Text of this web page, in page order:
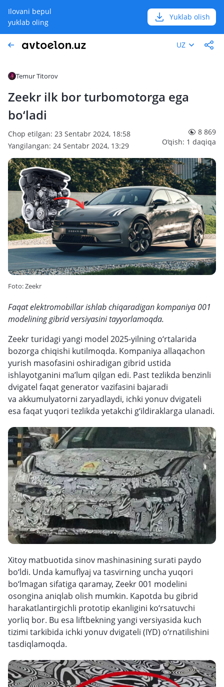
Ilovani bepul
yuklab oling
Yuklab olish
UZ
Temur Titorov
Zeekr ilk bor turbomotorga ega
bo‘ladi
Chop etilgan: 23 Sentabr 2024, 18:58
Yangilangan: 24 Sentabr 2024, 13:29
8 869
O‘qish: 1 daqiqa
Foto: Zeekr
Faqat elektromobillar ishlab chiqaradigan kompaniya 001
modelining gibrid versiyasini tayyorlamoqda.
Zeekr turidagi yangi model 2025-yilning o‘rtalarida
bozorga chiqishi kutilmoqda. Kompaniya allaqachon
yurish masofasini oshiradigan gibrid ustida
ishlayotganini ma’lum qilgan edi. Past tezlikda benzinli
dvigatel faqat generator vazifasini bajaradi
va akkumulyatorni zaryadlaydi, ichki yonuv dvigateli
esa faqat yuqori tezlikda yetakchi g‘ildiraklarga ulanadi.
Xitoy matbuotida sinov mashinasining surati paydo
bo‘ldi. Unda kamuflyaj va tasvirning uncha yuqori
bo‘lmagan sifatiga qaramay, Zeekr 001 modelini
osongina aniqlab olish mumkin. Kapotda bu gibrid
harakatlantirgichli prototip ekanligini ko‘rsatuvchi
yorliq bor. Bu esa liftbekning yangi versiyasida kuch
tizimi tarkibida ichki yonuv dvigateli (IYD) o‘rnatilishini
tasdiqlamoqda.